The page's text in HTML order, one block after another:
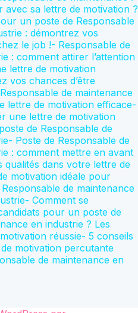
avec sa lettre de motivation ?
un poste de Responsable
: démontrez vos
le job !- Responsable de
: comment attirer l’attention
lettre de motivation
vos chances d’être
de maintenance
lettre de motivation efficace-
une lettre de motivation
de Responsable de
Poste de Responsable de
: comment mettre en avant
dans votre lettre de
motivation idéale pour
de maintenance
Comment se
pour un poste de
en industrie ? Les
réussie- 5 conseils
motivation percutante
de maintenance en